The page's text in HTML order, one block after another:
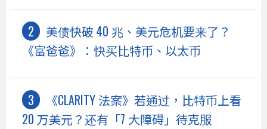
美债快破 40 兆、美元危机要来了？
《富爸爸》：快买比特币、以太币
《CLARITY 法案》若通过，比特币上看
20 万美元？还有「7 大障碍」待克服